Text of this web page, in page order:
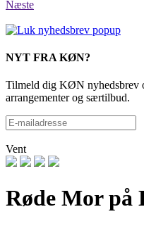
Næste
NYT FRA KØN?
Tilmeld dig KØN nyhedsbrev
arrangementer og særtilbud.
Vent
Røde Mor på